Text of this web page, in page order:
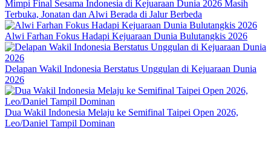
Mimpi Final Sesama Indonesia di Kejuaraan Dunia 2026 Masih
Terbuka, Jonatan dan Alwi Berada di Jalur Berbeda
Alwi Farhan Fokus Hadapi Kejuaraan Dunia Bulutangkis 2026
Delapan Wakil Indonesia Berstatus Unggulan di Kejuaraan Dunia
2026
Dua Wakil Indonesia Melaju ke Semifinal Taipei Open 2026,
Leo/Daniel Tampil Dominan